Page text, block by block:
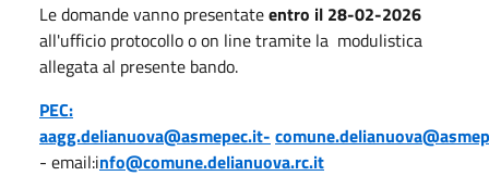
Le domande vanno presentateentro il 28-02-2026
all'ufficio protocollo o on line tramite la modulistica
allegata al presente bando.
PEC:
aagg.delianuova@asmepec.it-
- email:info@comune.delianuova.rc.it